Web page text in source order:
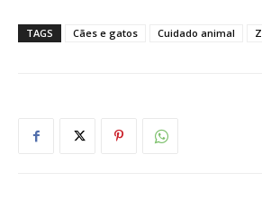
TAGS Cães e gatos Cuidado animal